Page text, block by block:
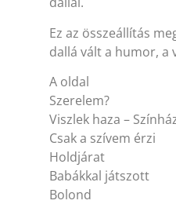
Ez az összeállítás
dallá vált a humor, a
A oldal
Szerelem?
Viszlek haza –
Csak a szívem érzi
Holdjárat
Babákkal játszott
Bolond